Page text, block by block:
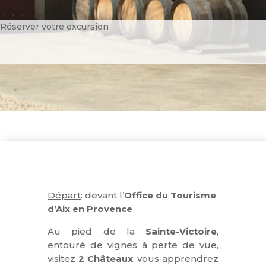
Réserver votre excursion
Départ: devant l’Office du Tourisme
d’Aix en Provence
Au pied de la Sainte-Victoire,
entouré de vignes à perte de vue,
visitez 2 Châteaux: vous apprendrez